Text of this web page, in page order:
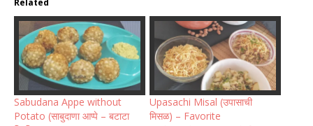
Sabudana Appe without
Potato (साबुदाणा आप्पे – बटाटा
Upasachi Misal (उपासाची
मिसळ) – Favorite